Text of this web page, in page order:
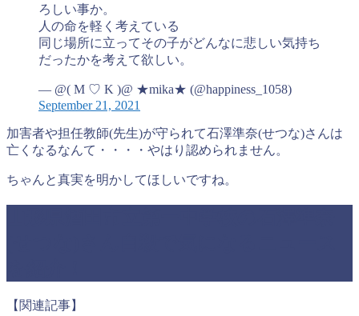
ろしい事か。
人の命を軽く考えている
同じ場所に立ってその子がどんなに悲しい気持ち
だったかを考えて欲しい。
— @( M ♡ K )@ ★mika★ (@happiness_1058)
September 21, 2021
加害者や担任教師(先生)が守られて石澤準奈(せつな)さんは
亡くなるなんて・・・・やはり認められません。
ちゃんと真実を明かしてほしいですね。
【関連記事】